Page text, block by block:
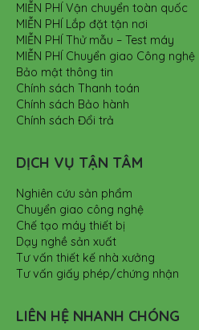
MIỄN PHÍ Vận chuyển toàn quốc
MIỄN PHÍ Lắp đặt tận nơi
MIỄN PHÍ Thử mẫu – Test máy
MIỄN PHÍ Chuyển giao Công nghệ
Bảo mật thông tin
Chính sách Thanh toán
Chính sách Bảo hành
Chính sách Đổi trả
DỊCH VỤ TẬN TÂM
Nghiên cứu sản phẩm
Chuyển giao công nghệ
Chế tạo máy thiết bị
Dạy nghề sản xuất
Tư vấn thiết kế nhà xưởng
Tư vấn giấy phép/chứng nhận
LIÊN HỆ NHANH CHÓNG